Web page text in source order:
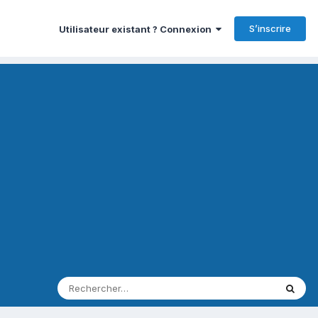
Utilisateur existant ? Connexion S’inscrire